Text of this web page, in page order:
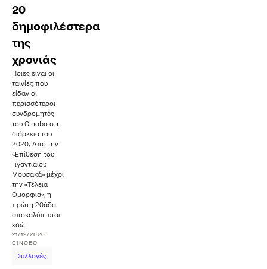
20
δημοφιλέστερα
της
χρονιάς
Ποιες είναι οι
ταινίες που
είδαν οι
περισσότεροι
συνδρομητές
του Cinobo στη
διάρκεια του
2020; Από την
«Επίθεση του
Γιγαντιαίου
Μουσακά» μέχρι
την «Τέλεια
Ομορφιά», η
πρώτη 20άδα
αποκαλύπτεται
εδώ.
21/12/2020
CINOBO
Συλλογές